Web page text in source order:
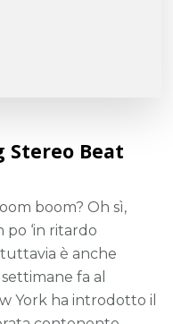
Stereo Beat
boom? Oh sì,
‘in ritardo
è anche
fa al
York ha introdotto il